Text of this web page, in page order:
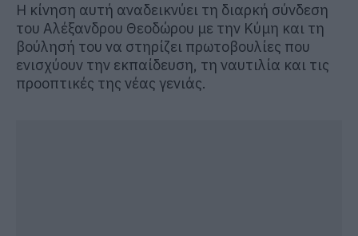
Η κίνηση αυτή αναδεικνύει τη διαρκή σύνδεση
του Αλέξανδρου Θεοδώρου με την Κύμη και τη
βούλησή του να στηρίζει πρωτοβουλίες που
ενισχύουν την εκπαίδευση, τη ναυτιλία και τις
προοπτικές της νέας γενιάς.